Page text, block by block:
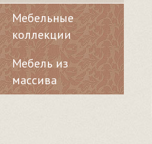
Мебельные
коллекции
Мебель из
массива